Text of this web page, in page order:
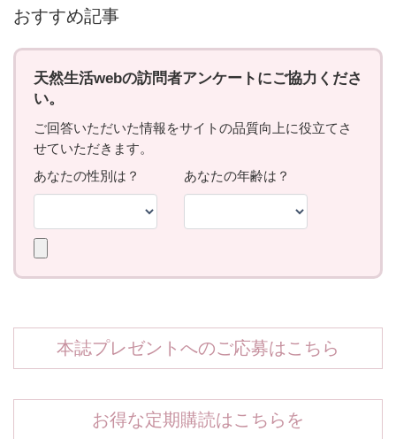
おすすめ記事
本誌プレゼントへのご応募はこちら
お得な定期購読はこちらを